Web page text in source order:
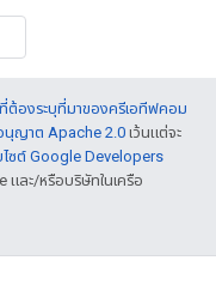
ต้องระบุที่มาของครีเอทีฟคอม
นุญาต Apache 2.0 เว้นแต่จะ
ไซต์ Google Developers
และ/หรือบริษัทในเครือ